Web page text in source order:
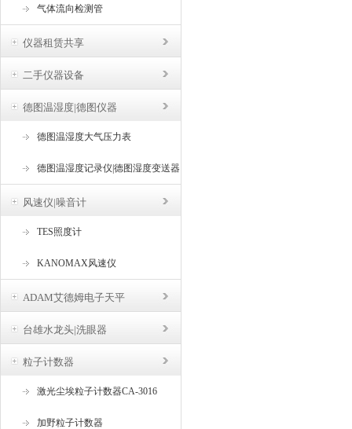
气体流向检测管
仪器租赁共享
二手仪器设备
德图温湿度|德图仪器
德图温湿度大气压力表
德图温湿度记录仪|德图湿度变送器
风速仪|噪音计
TES照度计
KANOMAX风速仪
ADAM艾德姆电子天平
台雄水龙头|洗眼器
粒子计数器
激光尘埃粒子计数器CA-3016
加野粒子计数器